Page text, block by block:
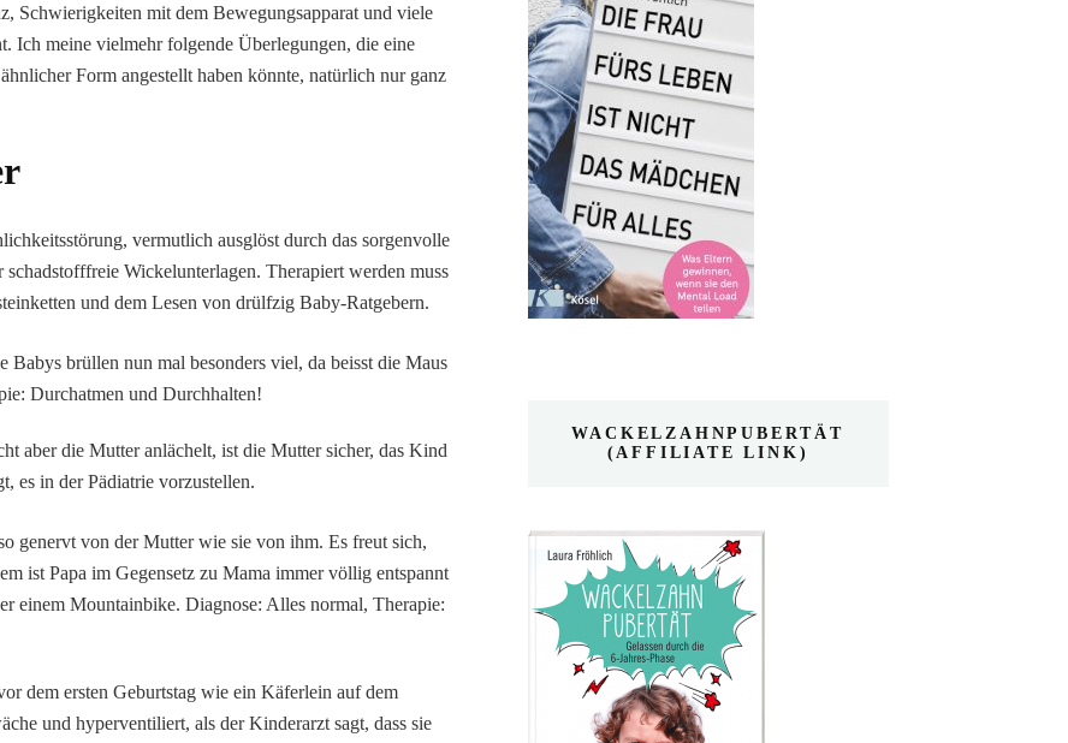
Schwierigkeiten mit dem Bewegungsapparat und viele
Ich meine vielmehr folgende Überlegungen, die eine
Form angestellt haben könnte, natürlich nur ganz
vermutlich ausglöst durch das sorgenvolle
Wickelunterlagen. Therapiert werden muss
und dem Lesen von drülfzig Baby-Ratgebern.
brüllen nun mal besonders viel, da beisst die Maus
Durchatmen und Durchhalten!
aber die Mutter anlächelt, ist die Mutter sicher, das Kind
es in der Pädiatrie vorzustellen.
genervt von der Mutter wie sie von ihm. Es freut sich,
ist Papa im Gegensetz zu Mama immer völlig entspannt
einem Mountainbike. Diagnose: Alles normal, Therapie:
dem ersten Geburtstag wie ein Käferlein auf dem
und hyperventiliert, als der Kinderarzt sagt, dass sie
WACKELZAHNPUBERTÄT
(AFFILIATE LINK)